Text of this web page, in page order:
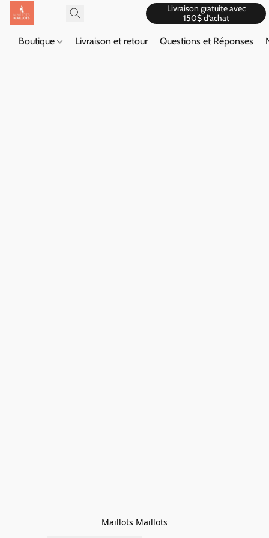
Livraison gratuite avec
150$ d'achat
Boutique Livraison et retour Questions et Réponses
Maillots Maillots